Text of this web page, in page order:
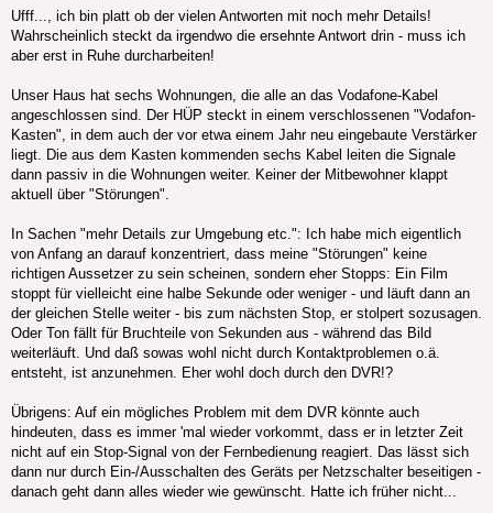
Ufff..., ich bin platt ob der vielen Antworten mit noch mehr Details!
Wahrscheinlich steckt da irgendwo die ersehnte Antwort drin - muss ich
aber erst in Ruhe durcharbeiten!
Unser Haus hat sechs Wohnungen, die alle an das Vodafone-Kabel
angeschlossen sind. Der HÜP steckt in einem verschlossenen "Vodafon-
Kasten", in dem auch der vor etwa einem Jahr neu eingebaute Verstärker
liegt. Die aus dem Kasten kommenden sechs Kabel leiten die Signale
dann passiv in die Wohnungen weiter. Keiner der Mitbewohner klappt
aktuell über "Störungen".
In Sachen "mehr Details zur Umgebung etc.": Ich habe mich eigentlich
von Anfang an darauf konzentriert, dass meine "Störungen" keine
richtigen Aussetzer zu sein scheinen, sondern eher Stopps: Ein Film
stoppt für vielleicht eine halbe Sekunde oder weniger - und läuft dann an
der gleichen Stelle weiter - bis zum nächsten Stop, er stolpert sozusagen.
Oder Ton fällt für Bruchteile von Sekunden aus - während das Bild
weiterläuft. Und daß sowas wohl nicht durch Kontaktproblemen o.ä.
entsteht, ist anzunehmen. Eher wohl doch durch den DVR!?
Übrigens: Auf ein mögliches Problem mit dem DVR könnte auch
hindeuten, dass es immer 'mal wieder vorkommt, dass er in letzter Zeit
nicht auf ein Stop-Signal von der Fernbedienung reagiert. Das lässt sich
dann nur durch Ein-/Ausschalten des Geräts per Netzschalter beseitigen -
danach geht dann alles wieder wie gewünscht. Hatte ich früher nicht...